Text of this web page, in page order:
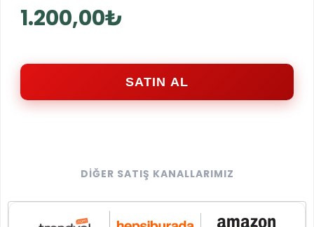
1.200,00₺
SATIN AL
DIĞER SATIŞ KANALLARIMIZ